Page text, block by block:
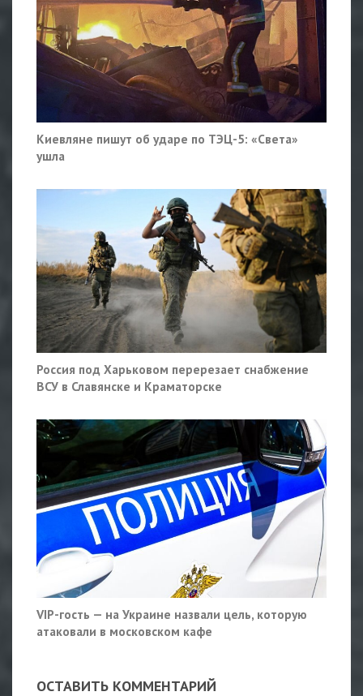
Киевляне пишут об ударе по ТЭЦ-5: «Света»
ушла
Россия под Харьковом перерезает снабжение
ВСУ в Славянске и Краматорске
VIP-гость — на Украине назвали цель, которую
атаковали в московском кафе
ОСТАВИТЬ КОММЕНТАРИЙ